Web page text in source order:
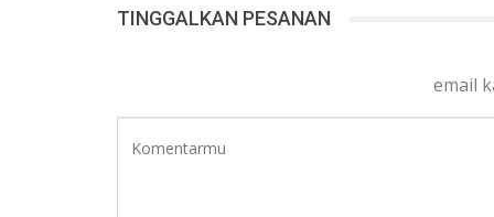
TINGGALKAN PESANAN
email